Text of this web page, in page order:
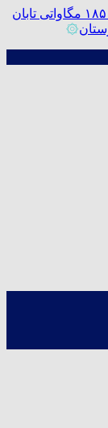
✅بررسی موانع احداث نیروگاه خورشیدی ۱۸۵ مگاواتی تابان
۞